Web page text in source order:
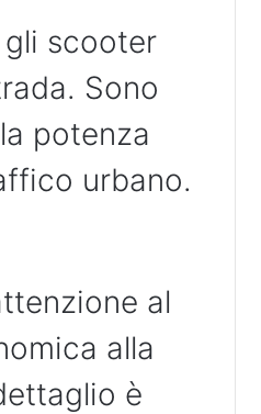
scooter
Sono
potenza
urbano.
al
alla
è